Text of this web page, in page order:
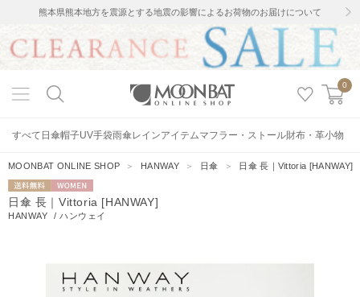
熊本県熊本地方を震源とする地震の影響によるお荷物のお届けについて
0
すべて 日傘帽子UV手袋雨傘レインアイテムマフラー・ストール財布・革小物
MOONBAT ONLINE SHOP ＞ HANWAY ＞ 日傘 ＞ 日傘 長｜Vittoria [HANWAY]
送料無料 WOMEN
日傘 長｜Vittoria [HANWAY]
HANWAY /ハンウェイ